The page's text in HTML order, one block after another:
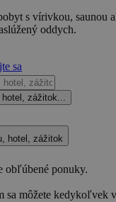
s vírivkou, saunou
oddych.
sa
hotel, zážitok...
hotel, zážitok
obľúbené ponuky.
sa môžete kedykoľvek